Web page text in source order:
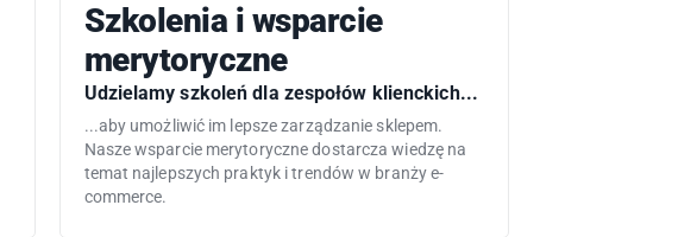
Szkolenia i wsparcie
merytoryczne
Udzielamy szkoleń dla zespołów klienckich...
...aby umożliwić im lepsze zarządzanie sklepem.
Nasze wsparcie merytoryczne dostarcza wiedzę na
temat najlepszych praktyk i trendów w branży e-
commerce.